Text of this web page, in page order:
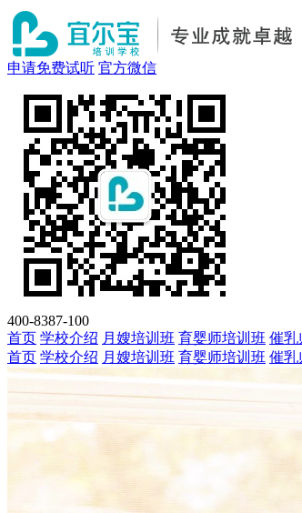
申请免费试听 官方微信
400-8387-100
首页 学校介绍 月嫂培训班 育婴师培训班 催乳
首页 学校介绍 月嫂培训班 育婴师培训班 催乳